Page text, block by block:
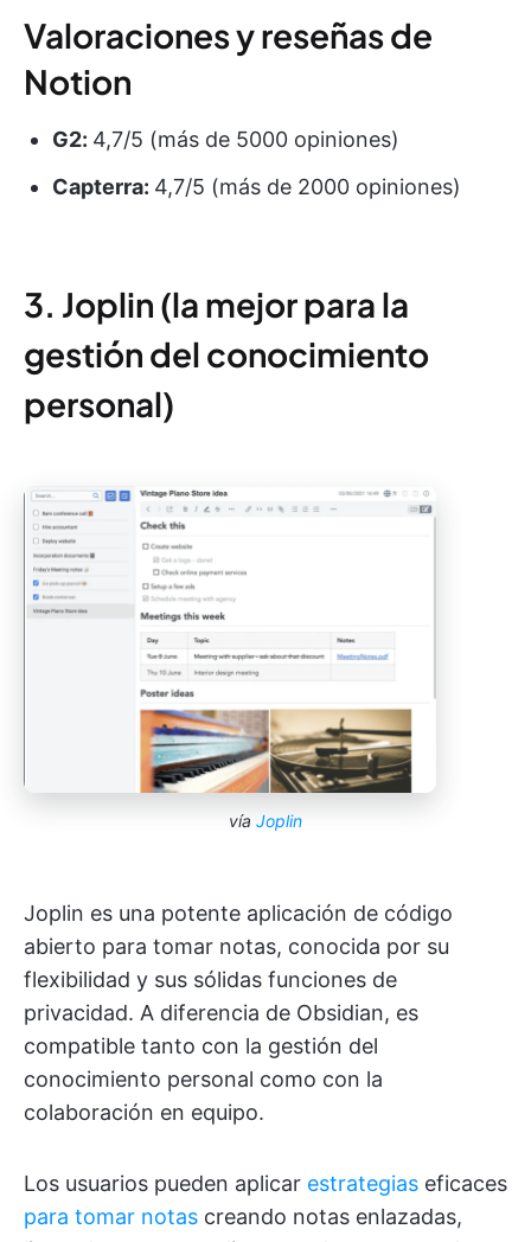
Valoraciones y reseñas de
Notion
G2: 4,7/5 (más de 5000 opiniones)
Capterra: 4,7/5 (más de 2000 opiniones)
3. Joplin (la mejor para la
gestión del conocimiento
personal)
vía Joplin
Joplin es una potente aplicación de código
abierto para tomar notas, conocida por su
flexibilidad y sus sólidas funciones de
privacidad. A diferencia de Obsidian, es
compatible tanto con la gestión del
conocimiento personal como con la
colaboración en equipo.
Los usuarios pueden aplicar estrategias eficaces
para tomar notas creando notas enlazadas,